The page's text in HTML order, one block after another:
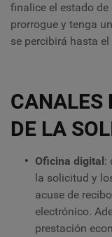
finalice el estado de
prorrogue y tenga
se percibirá hasta
CANALES
DE LA
Oficina digital:
la solicitud y
acuse de
electrónico.
prestación